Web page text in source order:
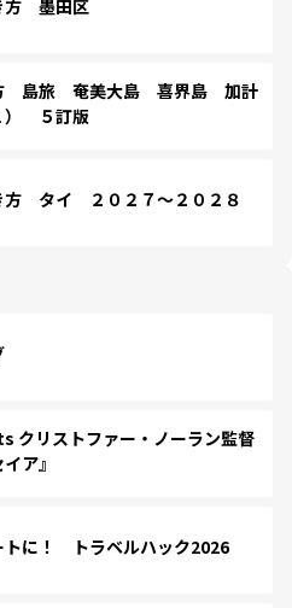
方 墨田区
島旅 奄美大島 喜界島 加計
） ５訂版
方 タイ ２０２７～２０２８
クリストファー・ノーラン監督
ア』
トに！ トラベルハック2026